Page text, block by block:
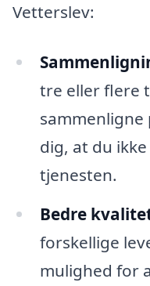
Vetterslev:
tre eller flere
sammenligne
dig, at du
tjenesten.
Bedre
forskellige
mulighed for